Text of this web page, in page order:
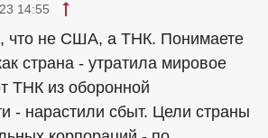
14:55
что не США, а ТНК. Понимаете
страна - утратила мировое
ТНК из оборонной
- нарастили сбыт. Цели страны